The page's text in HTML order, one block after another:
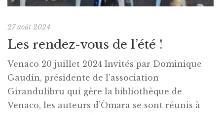
27 août 2024
Les rendez-vous de l’été !
Venaco 20 juillet 2024 Invités par Dominique
Gaudin, présidente de l’association
Girandulibru qui gère la bibliothèque de
Venaco, les auteurs d’Òmara se sont réunis à